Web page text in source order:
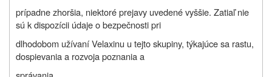
prípadne zhoršia, niektoré prejavy uvedené vyššie. Zatiaľ nie
sú k dispozícii údaje o bezpečnosti pri
dlhodobom užívaní Velaxinu u tejto skupiny, týkajúce sa rastu,
dospievania a rozvoja poznania a